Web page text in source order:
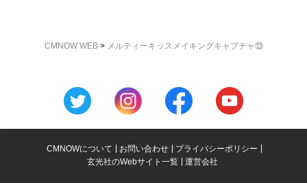
CMNOW WEB> メルティーキッスメイキングキャプチャ⑬
CMNOWについて お問い合わせ
プライバシーポリシー
玄光社のWebサイト一覧
運営会社